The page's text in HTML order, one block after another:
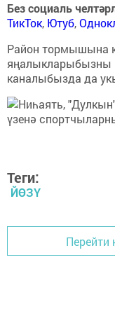
Без социаль
ТикТок, Ютуб,
Район тормышына
яңалыкларыбызны
каналыбызда да
Теги:
ЙӨЗҮ
Перейти